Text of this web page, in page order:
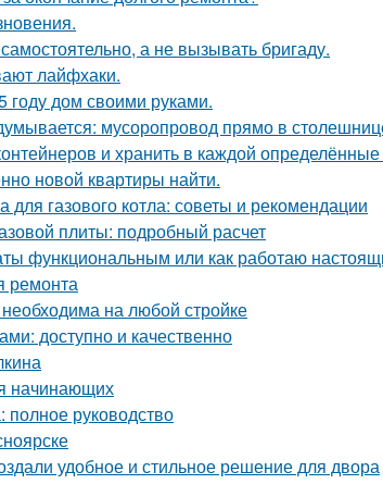
а не вызывать бригаду.
лайфхаки.
дом своими руками.
мусоропровод прямо в
и хранить в каждой
новой квартиры найти.
газового котла: советы и рекомендации
плиты: подробный расчет
функциональным или как работаю
ремонта
на любой стройке
доступно и качественно
начинающих
полное руководство
удобное и стильное решение для двора